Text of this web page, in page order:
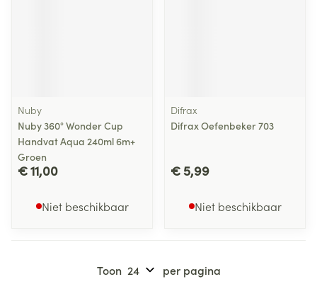
Nuby
Nuby 360° Wonder Cup
Handvat Aqua 240ml 6m+
Groen
€ 11,00
Niet beschikbaar
Difrax
Difrax Oefenbeker 703
€ 5,99
Niet beschikbaar
Toon per pagina